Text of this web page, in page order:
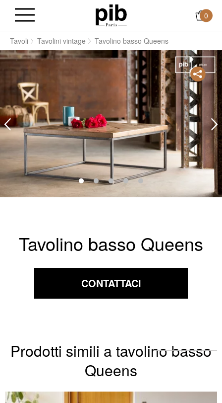
0
Tavoli Tavolini vintage Tavolino basso Queens
Tavolino basso Queens
CONTATTACI
Prodotti simili a tavolino basso
Queens